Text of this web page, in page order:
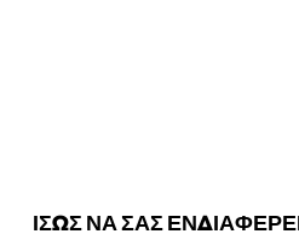
ΙΣΩΣ ΝΑ ΣΑΣ ΕΝΔΙΑΦΕΡΕΙ